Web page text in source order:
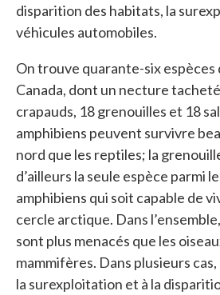
disparition des habitats, la
véhicules automobiles.
On trouve quarante-six espèces
Canada, dont un necture
crapauds, 18 grenouilles et 18
amphibiens peuvent survivre
nord que les reptiles; la
d’ailleurs la seule espèce parmi
amphibiens qui soit capable de
cercle arctique. Dans
sont plus menacés que les
mammifères. Dans plusieurs
la surexploitation et à la